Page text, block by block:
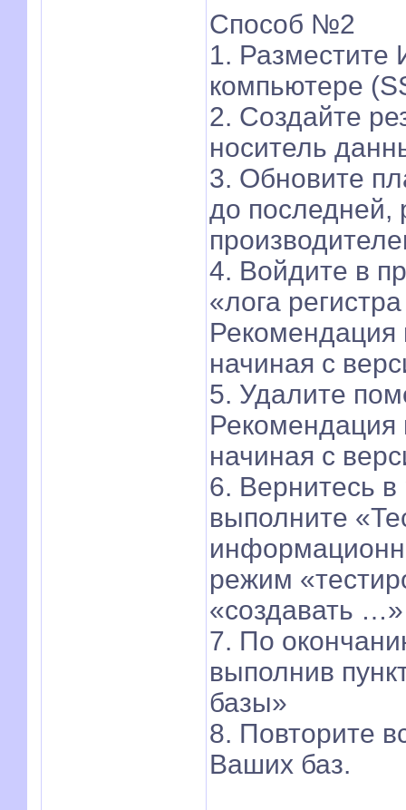
Способ №2
1.
компьютере
2. Создайте
носитель
3. Обновите
до последней,
4. Войдите в
«лога
начиная с
5. Удалите
начиная с
6. Вернитесь
выполните
режим
«создавать …»
7. По
выполнив
базы»
8. Повторите
Ваших баз.